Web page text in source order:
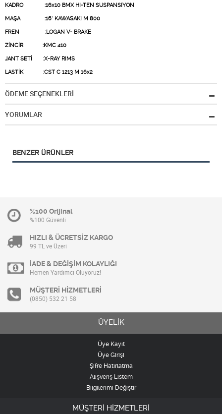
KADRO :16x10 BMX HI-TEN SUSPANSIYON
MAŞA :16" KAWASAKI M 800
FREN :LOGAN V- BRAKE
ZİNCİR :KMC 410
JANT SETİ :X-RAY RIMS
LASTİK :CST C 1213 M 16x2
ÖDEME SEÇENEKLERİ
YORUMLAR
BENZER ÜRÜNLER
%100 Orijinal
%100 Güvenli
HIZLI & ÜCRETSİZ KARGO
99 TL ve Üzeri
İADE & DEĞİŞİM KOLAYLIĞI
Hemen Yardımcı Oluyoruz!
MÜŞTERİ HİZMETLERİ
(0850) 532 21 58
ÜYELİK
Üye Kayıt
Üye Girişi
Şifre Hatırlatma
Alışveriş Listem
Bilgilerimi Değiştir
MÜŞTERİ HİZMETLERİ